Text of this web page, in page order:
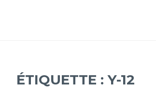
ÉTIQUETTE :Y-12